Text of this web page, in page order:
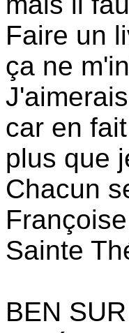
Faire un
ça ne
car en
plus que
Chacun
Sainte
BEN